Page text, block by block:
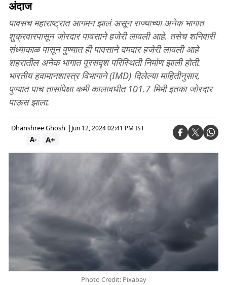
अंदाज
पावसच महाराष्ट्रात आगमन झालं असून राज्याच्या अनेक भागात
शुक्रवारपासून जोरदार पावसाने हजेरी लावली आहे. तसेच शनिवारी
संध्याकाळ पासून पुण्यात ही पावसाने दमदार हजेरी लावली आहे
शहरातील अनेक भागात पूरसदृश परिस्थिती निर्माण झाली होती.
भारतीय हवामानशास्त्र विभागाने (IMD) दिलेल्या माहितीनुसार,
पुण्यात पाच तासांपेक्षा कमी कालावधीत 101.7 मिमी इतका जोरदार
पाऊस झाला.
Dhanshree Ghosh | Jun 12, 2024 02:41 PM IST
A+
A-
Photo Credit: Pixabay